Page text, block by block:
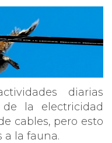
diarias
la electricidad
cables, pero esto
a la fauna.